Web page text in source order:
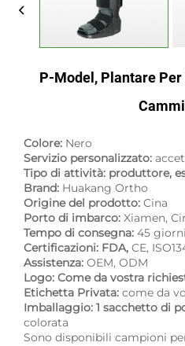
P-Model, Plantare
Colore: Nero
Servizio personalizzato:
Tipo di attività: produttore,
Brand: Huakang Ortho
Origine del prodotto: Cina
Porto di imbarco: Xiamen,
Tempo di consegna: 45 giorni
Certificazioni: FDA, CE,
Assistenza: OEM, ODM
Logo: Come da vostra
Etichetta Privata: come da
Imballaggio: 1 sacchetto di
colorata
Sono disponibili campioni